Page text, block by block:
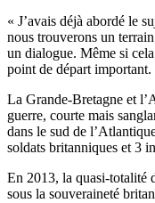
« J’avais déjà abordé le
nous trouverons un
un dialogue. Même si
point de départ important.
La Grande-Bretagne et
guerre, courte mais
dans le sud de
soldats britanniques et 3
En 2013, la quasi-totalité
sous la souveraineté